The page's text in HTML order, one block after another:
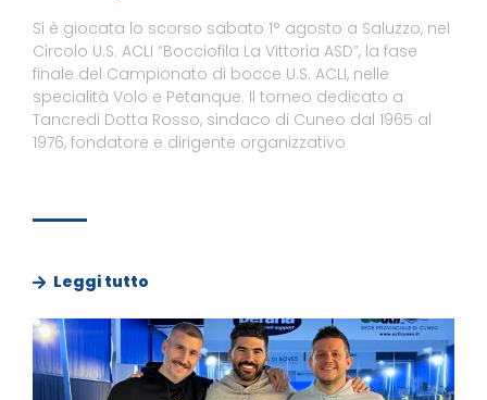
Si è giocata lo scorso sabato 1° agosto a Saluzzo, nel
Circolo U.S. ACLI “Bocciofila La Vittoria ASD”, la fase
finale del Campionato di bocce U.S. ACLI, nelle
specialità Volo e Petanque. Il torneo dedicato a
Tancredi Dotta Rosso, sindaco di Cuneo dal 1965 al
1976, fondatore e dirigente organizzativo
Leggi tutto